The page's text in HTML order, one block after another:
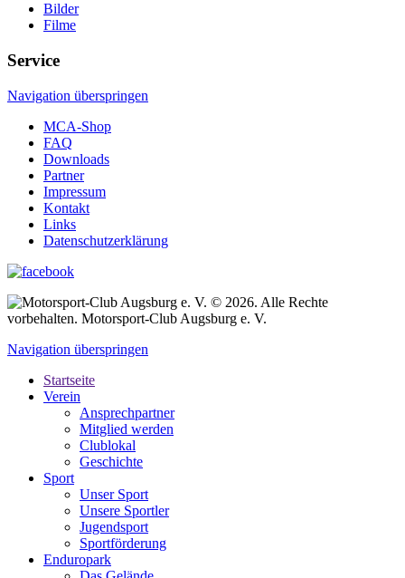
Bilder
Filme
Service
Navigation überspringen
MCA-Shop
FAQ
Downloads
Partner
Impressum
Kontakt
Links
Datenschutzerklärung
© 2026. Alle Rechte
vorbehalten. Motorsport-Club Augsburg e. V.
Navigation überspringen
Startseite
Verein
Ansprechpartner
Mitglied werden
Clublokal
Geschichte
Sport
Unser Sport
Unsere Sportler
Jugendsport
Sportförderung
Enduropark